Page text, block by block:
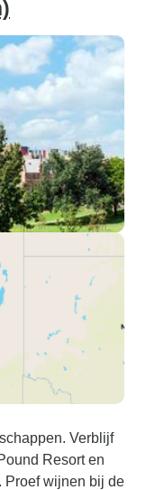
Verblijf
Resort en
Proef wijnen bij de